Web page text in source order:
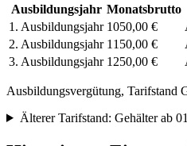
Ausbildungsjahr Monatsbrutto
1. Ausbildungsjahr 1050,00 €
2. Ausbildungsjahr 1150,00 €
3. Ausbildungsjahr 1250,00 €
Ausbildungsvergütung, Tarifstand
Älterer Tarifstand: Gehälter ab